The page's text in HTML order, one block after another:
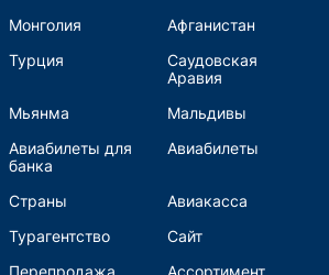
Монголия
Афганистан
Турция
Саудовская
Аравия
Мьянма
Мальдивы
Авиабилеты для
банка
Авиабилеты
Страны
Авиакасса
Турагентство
Сайт
Перепродажа
Ассортимент